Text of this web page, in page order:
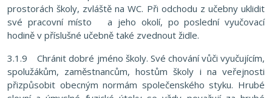
prostorách školy, zvláště na WC. Při odchodu z učebny uklidit
své pracovní místo a jeho okolí, po poslední vyučovací
hodině v příslušné učebně také zvednout židle.
3.1.9 Chránit dobré jméno školy. Své chování vůči vyučujícím,
spolužákům, zaměstnancům, hostům školy i na veřejnosti
přizpůsobit obecným normám společenského styku. Hrubé